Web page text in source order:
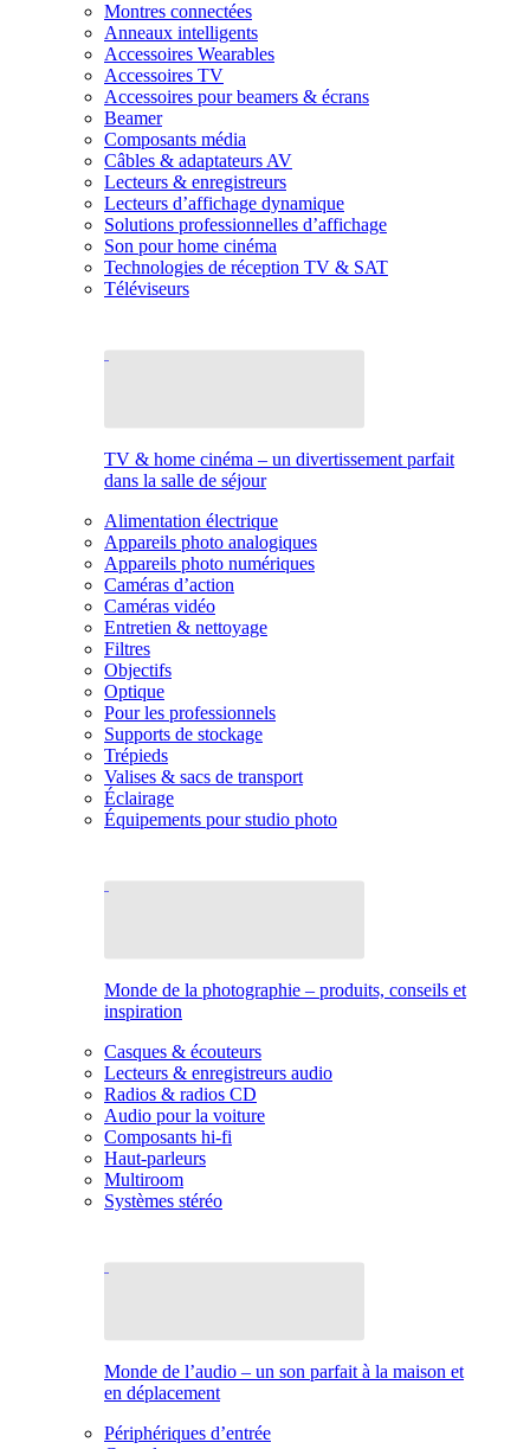
Montres connectées
Anneaux intelligents
Accessoires Wearables
Accessoires TV
Accessoires pour beamers & écrans
Beamer
Composants média
Câbles & adaptateurs AV
Lecteurs & enregistreurs
Lecteurs d’affichage dynamique
Solutions professionnelles d’affichage
Son pour home cinéma
Technologies de réception TV & SAT
Téléviseurs
TV & home cinéma – un divertissement parfait
dans la salle de séjour
Alimentation électrique
Appareils photo analogiques
Appareils photo numériques
Caméras d’action
Caméras vidéo
Entretien & nettoyage
Filtres
Objectifs
Optique
Pour les professionnels
Supports de stockage
Trépieds
Valises & sacs de transport
Éclairage
Équipements pour studio photo
Monde de la photographie – produits, conseils et
inspiration
Casques & écouteurs
Lecteurs & enregistreurs audio
Radios & radios CD
Audio pour la voiture
Composants hi-fi
Haut-parleurs
Multiroom
Systèmes stéréo
Monde de l’audio – un son parfait à la maison et
en déplacement
Périphériques d’entrée